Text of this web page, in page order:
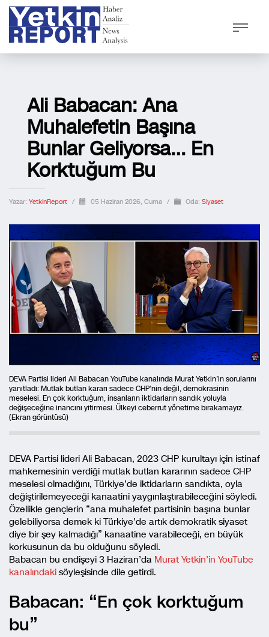
Ali Babacan: Ana
Muhalefetin Başına
Bunlar Geliyorsa… En
Korktuğum Bu
Yazar: YetkinReport / 05 Haziran 2026, Cuma / Oda: Siyaset
DEVA Partisi lideri Ali Babacan YouTube kanalında Murat Yetkin’in sorularını
yanıtladı: Mutlak butlan kararı sadece CHP’nin değil, demokrasinin
meselesi. En çok korktuğum, insanların iktidarların sandık yoluyla
değişeceğine inancını yitirmesi. Ülkeyi ceberrut yönetime bırakamayız.
(Ekran görüntüsü)
DEVA Partisi lideri Ali Babacan, 2023 CHP kurultayı için istinaf
mahkemesinin verdiği mutlak butlan kararının sadece CHP
meselesi olmadığını, Türkiye’de iktidarların sandıkta, oyla
değiştirilemeyeceği kanaatini yaygınlaştırabileceğini söyledi.
Özellikle gençlerin “ana muhalefet partisinin başına bunlar
gelebiliyorsa demek ki Türkiye’de artık demokratik siyaset
diye bir şey kalmadığı” kanaatine varabileceği, en büyük
korkusunun da bu olduğunu söyledi.
Babacan bu endişeyi 3 Haziran’da Murat Yetkin’in YouTube
kanalındaki söyleşisinde dile getirdi.
Babacan: “En çok korktuğum
bu”